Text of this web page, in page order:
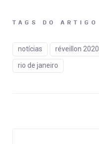
TAGS DO ARTIGO
notícias réveillon 2020
rio de janeiro